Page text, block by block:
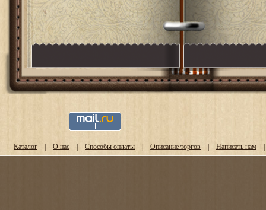
Каталог | О нас | Способы оплаты | Описание торгов | Написать нам |